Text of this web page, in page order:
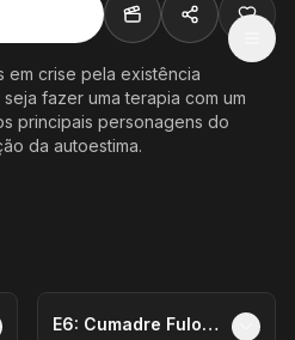
em crise pela existência
fazer uma terapia com um
principais personagens do
da autoestima.
E6: Cumadre Fulorzinha